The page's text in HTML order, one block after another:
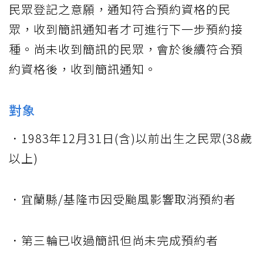
民眾登記之意願，通知符合預約資格的民
眾，收到簡訊通知者才可進行下一步預約接
種。尚未收到簡訊的民眾，會於後續符合預
約資格後，收到簡訊通知。
對象
．1983年12月31日(含)以前出生之民眾(38歲
以上)
．宜蘭縣/基隆市因受颱風影響取消預約者
．第三輪已收過簡訊但尚未完成預約者